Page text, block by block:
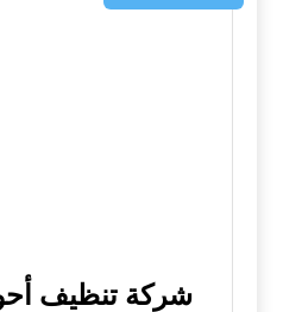
شركة تنظيف